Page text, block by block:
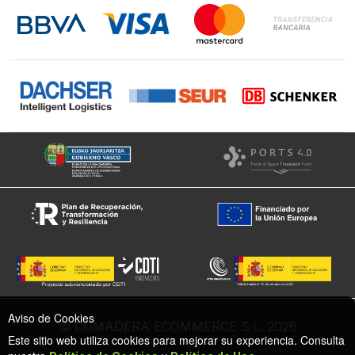
Instagram
Facebook
© COMADERA ECOMMERCE S.L. 2026
Aviso de Cookies
Este sitio web utiliza cookies para mejorar su experiencia. Consulta